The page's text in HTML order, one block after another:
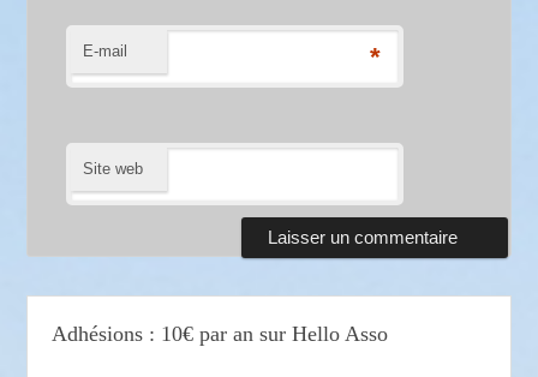
E-mail *
Site web
Adhésions : 10€ par an sur Hello Asso